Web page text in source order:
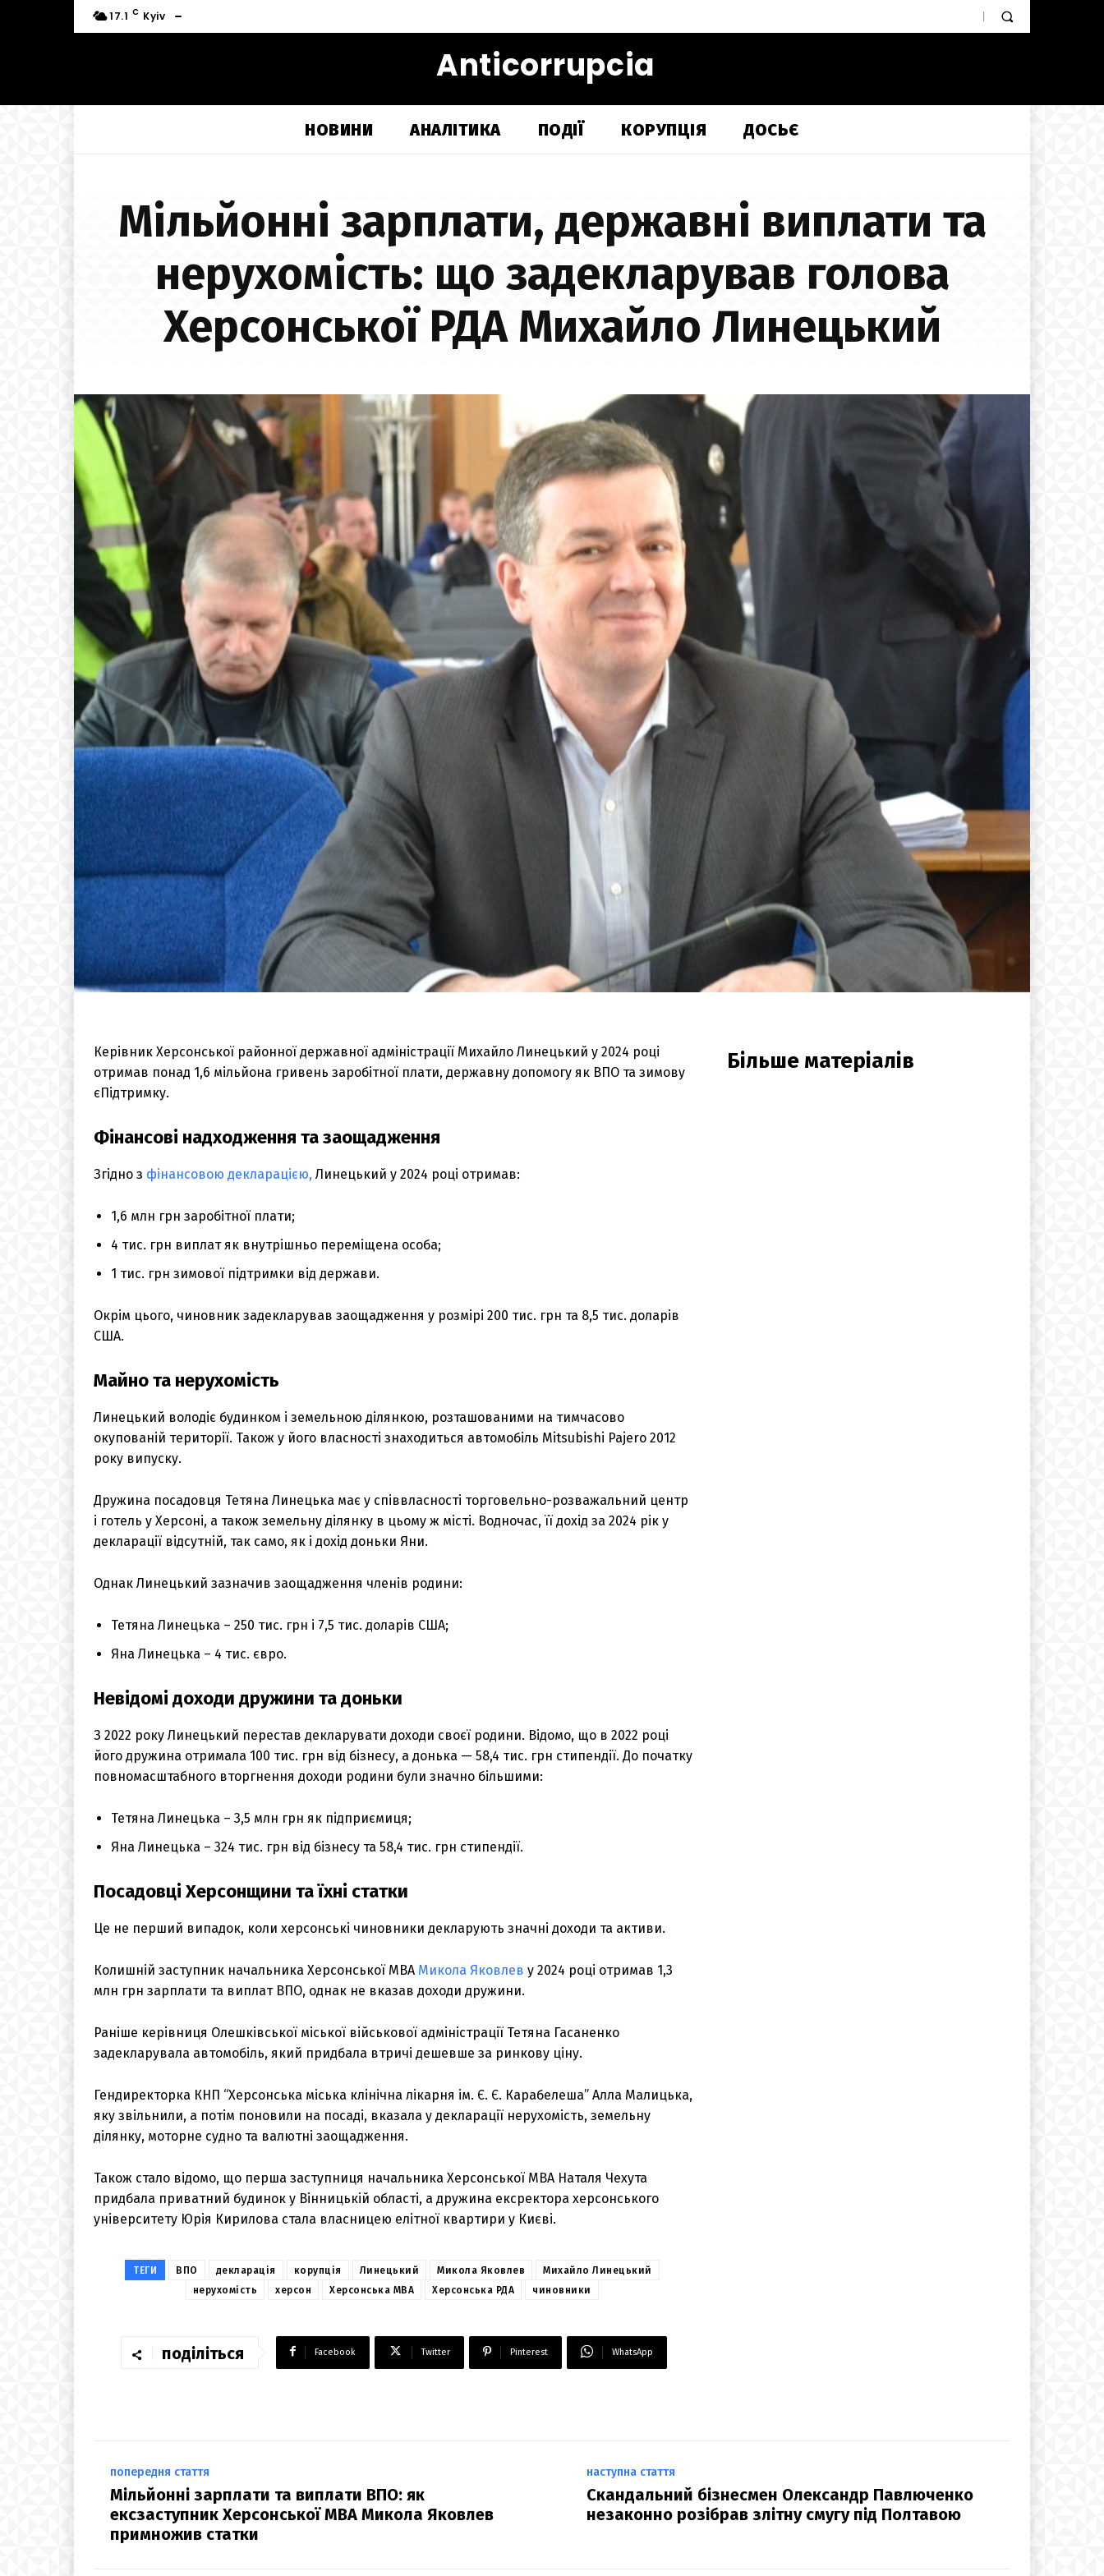
17.1 C Kyiv
Anticorrupcia
НОВИНИ АНАЛІТИКА ПОДІЇ КОРУПЦІЯ ДОСЬЄ
Мільйонні зарплати, державні виплати та
нерухомість: що задекларував голова
Херсонської РДА Михайло Линецький
Керівник Херсонської районної державної адміністрації Михайло Линецький у 2024 році
отримав понад 1,6 мільйона гривень заробітної плати, державну допомогу як ВПО та зимову
єПідтримку.
Фінансові надходження та заощадження
Згідно з фінансовою декларацією, Линецький у 2024 році отримав:
1,6 млн грн заробітної плати;
4 тис. грн виплат як внутрішньо переміщена особа;
1 тис. грн зимової підтримки від держави.
Окрім цього, чиновник задекларував заощадження у розмірі 200 тис. грн та 8,5 тис. доларів
США.
Майно та нерухомість
Линецький володіє будинком і земельною ділянкою, розташованими на тимчасово
окупованій території. Також у його власності знаходиться автомобіль Mitsubishi Pajero 2012
року випуску.
Дружина посадовця Тетяна Линецька має у співвласності торговельно-розважальний центр
і готель у Херсоні, а також земельну ділянку в цьому ж місті. Водночас, її дохід за 2024 рік у
декларації відсутній, так само, як і дохід доньки Яни.
Однак Линецький зазначив заощадження членів родини:
Тетяна Линецька – 250 тис. грн і 7,5 тис. доларів США;
Яна Линецька – 4 тис. євро.
Невідомі доходи дружини та доньки
З 2022 року Линецький перестав декларувати доходи своєї родини. Відомо, що в 2022 році
його дружина отримала 100 тис. грн від бізнесу, а донька — 58,4 тис. грн стипендії. До початку
повномасштабного вторгнення доходи родини були значно більшими:
Тетяна Линецька – 3,5 млн грн як підприємиця;
Яна Линецька – 324 тис. грн від бізнесу та 58,4 тис. грн стипендії.
Посадовці Херсонщини та їхні статки
Це не перший випадок, коли херсонські чиновники декларують значні доходи та активи.
Колишній заступник начальника Херсонської МВА Микола Яковлев у 2024 році отримав 1,3
млн грн зарплати та виплат ВПО, однак не вказав доходи дружини.
Раніше керівниця Олешківської міської військової адміністрації Тетяна Гасаненко
задекларувала автомобіль, який придбала втричі дешевше за ринкову ціну.
Гендиректорка КНП “Херсонська міська клінічна лікарня ім. Є. Є. Карабелеша” Алла Малицька,
яку звільнили, а потім поновили на посаді, вказала у декларації нерухомість, земельну
ділянку, моторне судно та валютні заощадження.
Також стало відомо, що перша заступниця начальника Херсонської МВА Наталя Чехута
придбала приватний будинок у Вінницькій області, а дружина ексректора херсонського
університету Юрія Кирилова стала власницею елітної квартири у Києві.
ТЕГИ ВПО декларація корупція Линецький Микола Яковлев
Михайло Линецький
нерухомість
херсон Херсонська МВА Херсонська РДА чиновники
поділіться Facebook Twitter Pinterest WhatsApp
Більше матеріалів
попередня стаття
Мільйонні зарплати та виплати ВПО: як
ексзаступник Херсонської МВА Микола Яковлев
примножив статки
наступна стаття
Скандальний бізнесмен Олександр Павлюченко
незаконно розібрав злітну смугу під Полтавою